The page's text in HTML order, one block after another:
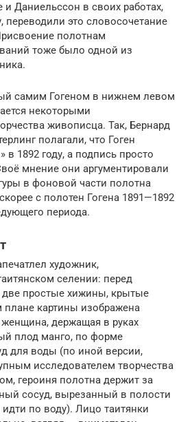
Даниельссон в своих работах,
переводили это словосочетание
полотнам
тоже было одной из
самим Гогеном в нижнем левом
некоторыми
живописца. Так, Бернард
полагали, что Гоген
1892 году, а подпись просто
мнение они аргументировали
в фоновой части полотна
с полотен Гогена 1891—1892
периода.
художник,
селении: перед
две простые хижины, крытые
плане картины изображена
держащая в руках
плод манго, по форме
для воды (по иной версии,
исследователем творчества
героиня полотна держит за
сосуд, вырезанный в полости
по воду). Лицо таитянки